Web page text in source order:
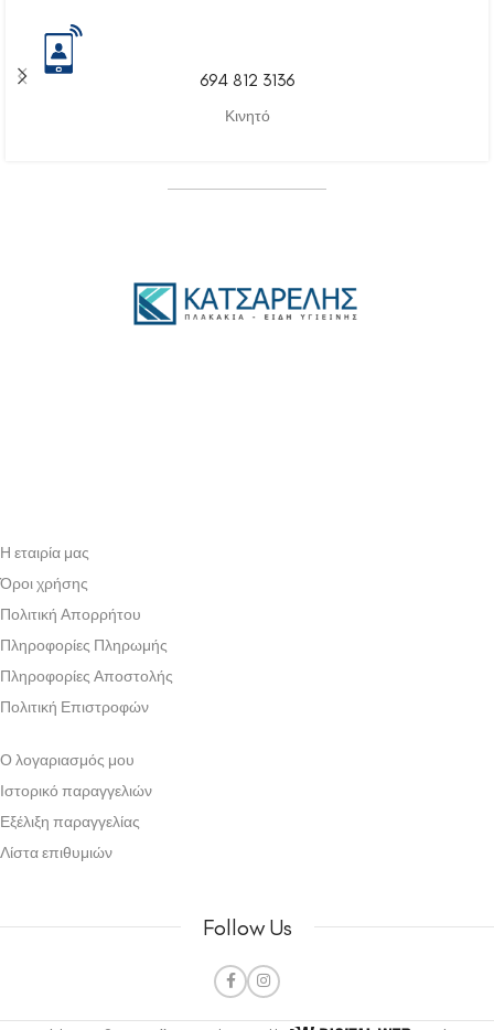
694 812 3136
Κινητό
Η εταιρία μας
Όροι χρήσης
Πολιτική Απορρήτου
Πληροφορίες Πληρωμής
Πληροφορίες Αποστολής
Πολιτική Επιστροφών
Ο λογαριασμός μου
Ιστορικό παραγγελιών
Εξέλιξη παραγγελίας
Λίστα επιθυμιών
Follow Us